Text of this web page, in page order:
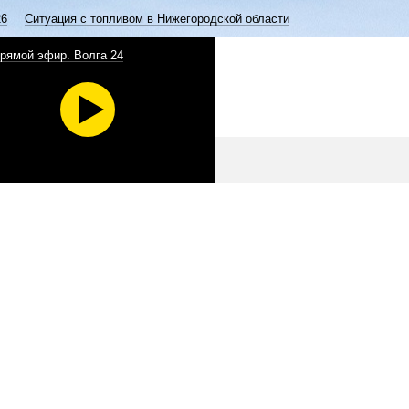
Ситуация с топливом в Нижегородской области
эфир. Волга 24